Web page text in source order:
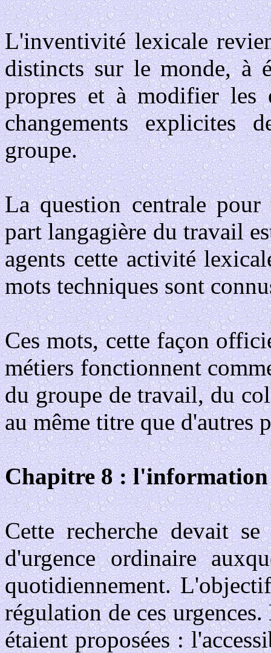
L'inventivité lexicale
distincts sur le monde, à
propres et à modifier les
changements explicites
groupe.
La question centrale
part langagière du travail
agents cette activité
mots techniques sont
Ces mots, cette façon
métiers fonctionnent
du groupe de travail, du
au même titre que d'autres
Chapitre 8 : l'information
Cette recherche devait
d'urgence ordinaire
quotidiennement.
régulation de ces
étaient proposées :